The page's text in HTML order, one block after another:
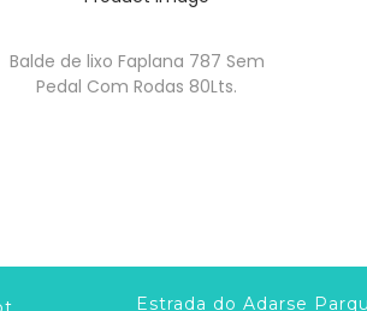
Balde de lixo Faplana 787 Sem
Pedal Com Rodas 80Lts.
Estrada do Adarse